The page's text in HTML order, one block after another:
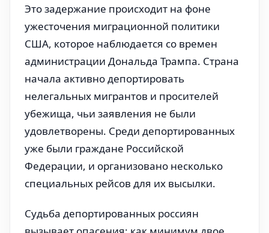
Это задержание происходит на фоне
ужесточения миграционной политики
США, которое наблюдается со времен
администрации Дональда Трампа. Страна
начала активно депортировать
нелегальных мигрантов и просителей
убежища, чьи заявления не были
удовлетворены. Среди депортированных
уже были граждане Российской
Федерации, и организовано несколько
специальных рейсов для их высылки.
Судьба депортированных россиян